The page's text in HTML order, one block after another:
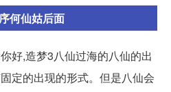
何仙姑后面
好,造梦3八仙过海的八仙的出
定的出现的形式。但是八仙会